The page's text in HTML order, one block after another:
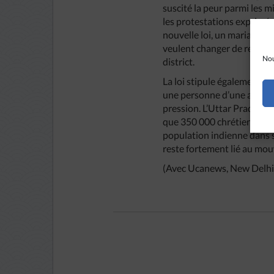
suscité la peur parmi les
les protestations
nouvelle loi, un mariage
veulent changer de
district.
La loi stipule également
une personne d’une
pression. L’Uttar Pradesh
que 350 000 chrétiens,
population indienne dans
reste fortement lié au
(Avec Ucanews, New